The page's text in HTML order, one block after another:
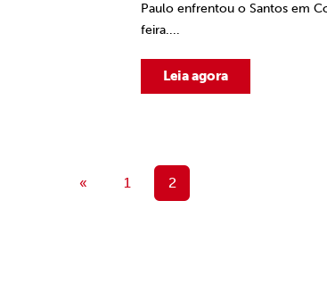
Paulo enfrentou o Santos em
feira....
Leia agora
« 1 2